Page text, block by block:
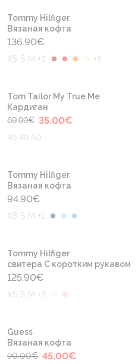
Tommy Hilfiger
Вязаная кофта
136.90€
XS S M +2 +5
-50%
Tom Tailor My True Me
Кардиган
69.99€ 35.00€
46 48 50
Tommy Hilfiger
Вязаная кофта
94.90€
XS S M +1
Tommy Hilfiger
свитера С коротким рукавом
125.90€
XS S M +2
Guess
Вязаная кофта
90.00€ 45.00€